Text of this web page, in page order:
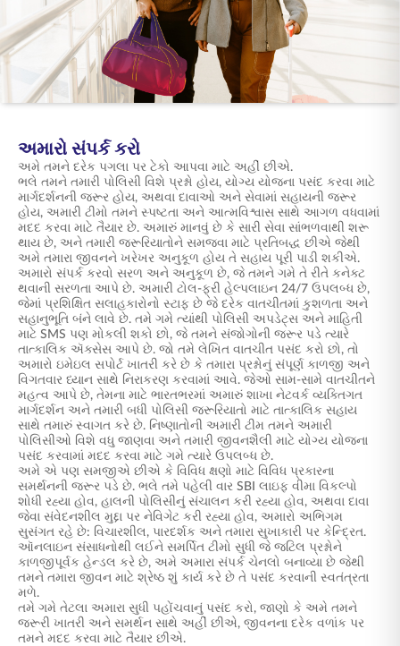
ENGLISH
ઑનલાઇન ખરીદો પ્રીમિયમ ચૂકવો
1800 267 9090
અમારો સંપર્ક કરો
અમે તમને દરેક પગલા પર ટેકો આપવા માટે અહીં છીએ.
ભલે તમને તમારી પોલિસી વિશે પ્રશ્નો હોય, યોગ્ય યોજના પસંદ કરવા માટે
માર્ગદર્શનની જરૂર હોય, અથવા દાવાઓ અને સેવામાં સહાયની જરૂર
હોય, અમારી ટીમો તમને સ્પષ્ટતા અને આત્મવિશ્વાસ સાથે આગળ વધવામાં
મદદ કરવા માટે તૈયાર છે. અમારું માનવું છે કે સારી સેવા સાંભળવાથી શરૂ
થાય છે, અને તમારી જરૂરિયાતોને સમજવા માટે પ્રતિબદ્ધ છીએ જેથી
અમે તમારા જીવનને ખરેખર અનુકૂળ હોય તે સહાય પૂરી પાડી શકીએ.
અમારો સંપર્ક કરવો સરળ અને અનુકૂળ છે, જે તમને ગમે તે રીતે કનેક્ટ
થવાની સરળતા આપે છે. અમારી ટોલ-ફ્રી હેલ્પલાઇન 24/7 ઉપલબ્ધ છે,
જેમાં પ્રશિક્ષિત સલાહકારોનો સ્ટાફ છે જે દરેક વાતચીતમાં કુશળતા અને
સહાનુભૂતિ બંને લાવે છે. તમે ગમે ત્યાંથી પોલિસી અપડેટ્સ અને માહિતી
માટે SMS પણ મોકલી શકો છો, જે તમને સંજોગોની જરૂર પડે ત્યારે
તાત્કાલિક ઍક્સેસ આપે છે. જો તમે લેખિત વાતચીત પસંદ કરો છો, તો
અમારો ઇમેઇલ સપોર્ટ ખાતરી કરે છે કે તમારા પ્રશ્નોનું સંપૂર્ણ કાળજી અને
વિગતવાર ધ્યાન સાથે નિરાકરણ કરવામાં આવે. જેઓ સામ-સામે વાતચીતને
મહત્વ આપે છે, તેમના માટે ભારતભરમાં અમારું શાખા નેટવર્ક વ્યક્તિગત
માર્ગદર્શન અને તમારી બધી પોલિસી જરૂરિયાતો માટે તાત્કાલિક સહાય
સાથે તમારું સ્વાગત કરે છે. નિષ્ણાતોની અમારી ટીમ તમને અમારી
પોલિસીઓ વિશે વધુ જાણવા અને તમારી જીવનશૈલી માટે યોગ્ય યોજના
પસંદ કરવામાં મદદ કરવા માટે ગમે ત્યારે ઉપલબ્ધ છે.
અમે એ પણ સમજીએ છીએ કે વિવિધ ક્ષણો માટે વિવિધ પ્રકારના
સમર્થનની જરૂર પડે છે. ભલે તમે પહેલી વાર SBI લાઇફ વીમા વિકલ્પો
શોધી રહ્યા હોવ, હાલની પોલિસીનું સંચાલન કરી રહ્યા હોવ, અથવા દાવા
જેવા સંવેદનશીલ મુદ્દા પર નેવિગેટ કરી રહ્યા હોવ, અમારો અભિગમ
સુસંગત રહે છે: વિચારશીલ, પારદર્શક અને તમારા સુખાકારી પર કેન્દ્રિત.
ઑનલાઇન સંસાધનોથી લઈને સમર્પિત ટીમો સુધી જે જટિલ પ્રશ્નોને
કાળજીપૂર્વક હેન્ડલ કરે છે, અમે અમારા સંપર્ક ચેનલો બનાવ્યા છે જેથી
તમને તમારા જીવન માટે શ્રેષ્ઠ શું કાર્ય કરે છે તે પસંદ કરવાની સ્વતંત્રતા
મળે.
તમે ગમે તેટલા અમારા સુધી પહોંચવાનું પસંદ કરો, જાણો કે અમે તમને
જરૂરી ખાતરી અને સમર્થન સાથે અહીં છીએ, જીવનના દરેક વળાંક પર
તમને મદદ કરવા માટે તૈયાર છીએ.